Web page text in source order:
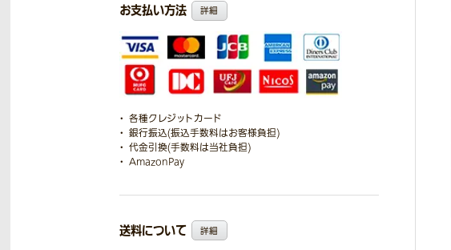
お支払い方法 詳細
各種クレジットカード
銀行振込(振込手数料はお客様負担)
代金引換(手数料は当社負担)
AmazonPay
送料について 詳細